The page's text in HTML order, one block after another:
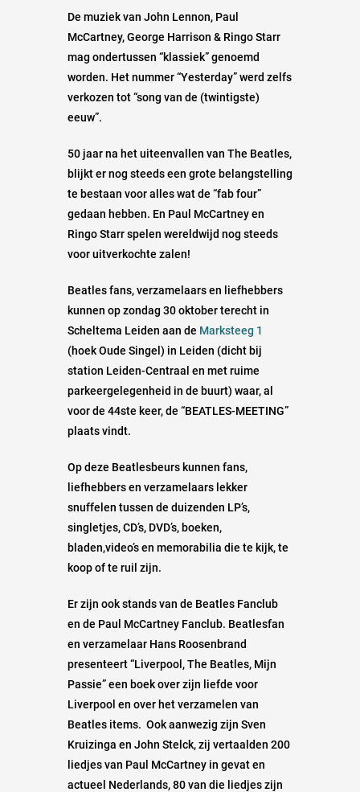
De muziek van John Lennon, Paul
McCartney, George Harrison & Ringo Starr
mag ondertussen “klassiek” genoemd
worden. Het nummer “Yesterday” werd zelfs
verkozen tot “song van de (twintigste)
eeuw”.
50 jaar na het uiteenvallen van The Beatles,
blijkt er nog steeds een grote belangstelling
te bestaan voor alles wat de “fab four”
gedaan hebben. En Paul McCartney en
Ringo Starr spelen wereldwijd nog steeds
voor uitverkochte zalen!
Beatles fans, verzamelaars en liefhebbers
kunnen op zondag 30 oktober terecht in
Scheltema Leiden aan de Marksteeg 1
(hoek Oude Singel) in Leiden (dicht bij
station Leiden-Centraal en met ruime
parkeergelegenheid in de buurt) waar, al
voor de 44ste keer, de “BEATLES-MEETING”
plaats vindt.
Op deze Beatlesbeurs kunnen fans,
liefhebbers en verzamelaars lekker
snuffelen tussen de duizenden LP’s,
singletjes, CD’s, DVD’s, boeken,
bladen,video’s en memorabilia die te kijk, te
koop of te ruil zijn.
Er zijn ook stands van de Beatles Fanclub
en de Paul McCartney Fanclub. Beatlesfan
en verzamelaar Hans Roosenbrand
presenteert “Liverpool, The Beatles, Mijn
Passie” een boek over zijn liefde voor
Liverpool en over het verzamelen van
Beatles items. Ook aanwezig zijn Sven
Kruizinga en John Stelck, zij vertaalden 200
liedjes van Paul McCartney in gevat en
actueel Nederlands, 80 van die liedjes zijn